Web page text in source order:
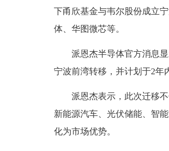
下甬欣基金与韦尔股份成立
体、华图微芯等。
派恩杰半导体官方消息显
宁波前湾转移，并计划于2年
派恩杰表示，此次迁移不
新能源汽车、光伏储能、智
化为市场优势。